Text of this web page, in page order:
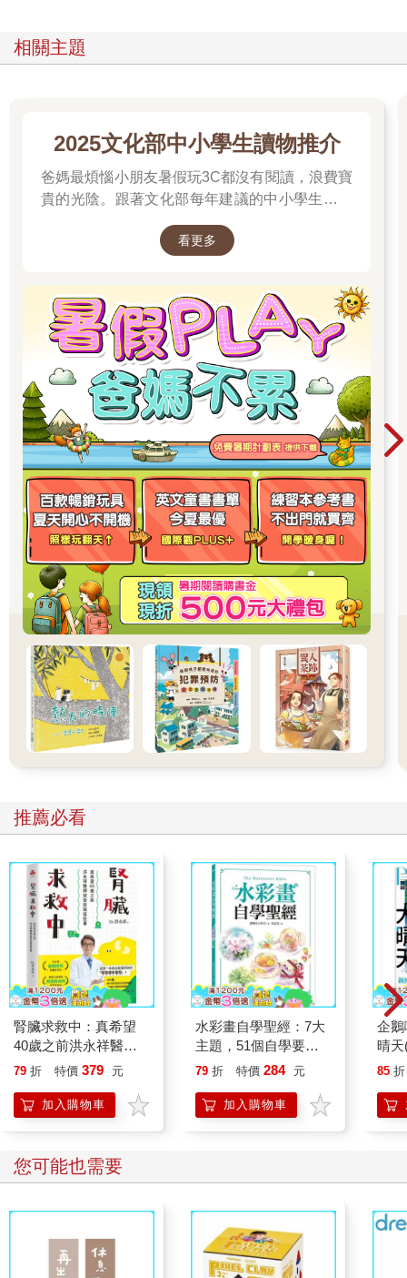
相關主題
2025文化部中小學生讀物推介
爸媽最煩惱小朋友暑假玩3C都沒有閱讀，浪費寶
貴的光陰。跟著文化部每年建議的中小學生讀物
看更多
推薦必看
腎臟求救中：真希望
40歲之前洪永祥醫師
就告訴我這些事
79 折 特價 379 元
加入購物車
水彩畫自學聖經：7大
主題，51個自學要
點，一本最全面的水彩
79 折 特價 284 元
加入購物車
企
晴天
85 折
您可能也需要